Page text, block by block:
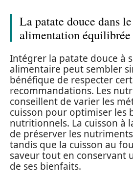
La patate douce dans
alimentation équilibrée
Intégrer la patate douce à
alimentaire peut sembler
bénéfique de respecter
recommandations. Les
conseillent de varier les
cuisson pour optimiser les
nutritionnels. La cuisson à
de préserver les
tandis que la cuisson au
saveur tout en conservant
de ses bienfaits.